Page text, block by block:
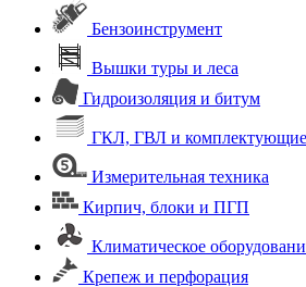
Бензоинструмент
Вышки туры и леса
Гидроизоляция и битум
ГКЛ, ГВЛ и комплектующие
Измерительная техника
Кирпич, блоки и ПГП
Климатическое
Крепеж и перфорация